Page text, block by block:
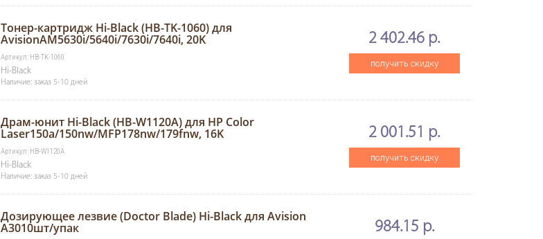
Тонер-картридж Hi-Black (HB-TK-1060) для
AvisionAM5630i/5640i/7630i/7640i, 20K
Артикул: HB-TK-1060
Hi-Black
Наличие: заказ 5-10 дней
2 402.46 р.
получить скидку
Драм-юнит Hi-Black (HB-W1120A) для HP Color
Laser150a/150nw/MFP178nw/179fnw, 16K
Артикул: HB-W1120A
Hi-Black
Наличие: заказ 5-10 дней
2 001.51 р.
получить скидку
Дозирующее лезвие (Doctor Blade) Hi-Black для Avision
A3010шт/упак 984.15 р.